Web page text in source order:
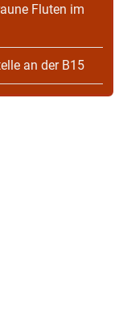
Fluten im
an der B15